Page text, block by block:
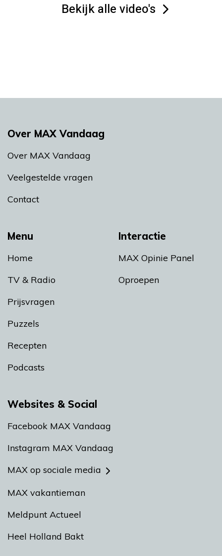
Bekijk alle video's
Menu
Home
TV & Radio
Prijsvragen
Puzzels
Recepten
Podcasts
Interactie
MAX Opinie Panel
Oproepen
Over MAX Vandaag
Over MAX Vandaag
Veelgestelde vragen
Contact
Websites & Social
Facebook MAX Vandaag
Instagram MAX Vandaag
MAX op sociale media
MAX vakantieman
Meldpunt Actueel
Heel Holland Bakt